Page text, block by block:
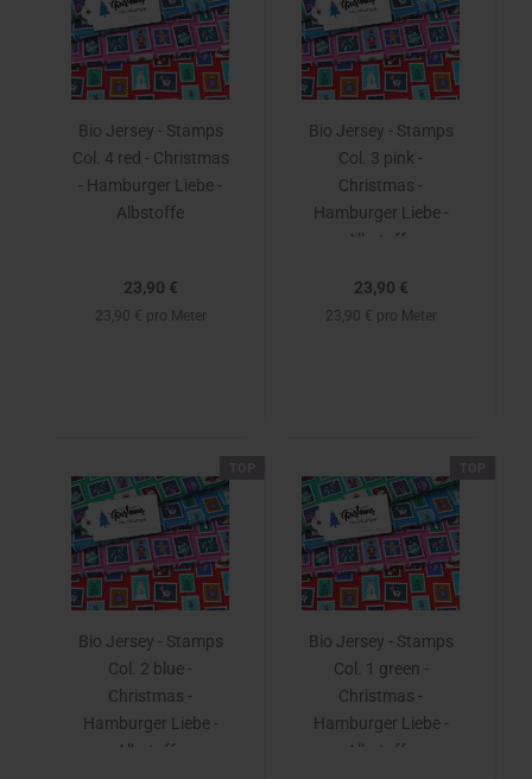
Bio Jersey - Stamps
Col. 4 red - Christmas
- Hamburger Liebe -
Albstoffe
23,90 €
23,90 € pro Meter
Bio Jersey - Stamps
Col. 3 pink -
Christmas -
Hamburger Liebe -
Albstoffe
23,90 €
23,90 € pro Meter
Bio Jersey - Stamps
Col. 2 blue -
Christmas -
Hamburger Liebe -
Albstoffe
Bio Jersey - Stamps
Col. 1 green -
Christmas -
Hamburger Liebe -
Albstoffe